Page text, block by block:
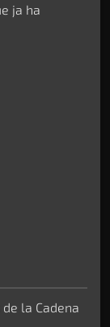
ja ha
la Cadena